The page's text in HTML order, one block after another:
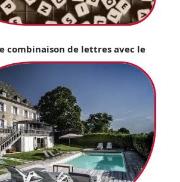
combinaison de lettres avec le